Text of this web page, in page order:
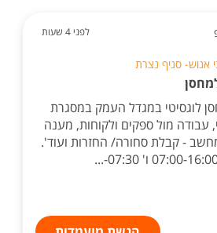
לפני 4 שעות
אנוש- סניף נצרת
לוגסיטי במגדל העמק במסגרת
עבודה מול ספקים ולקוחות, מענה
- קבלת סחורה/ החזרות ועוד'.